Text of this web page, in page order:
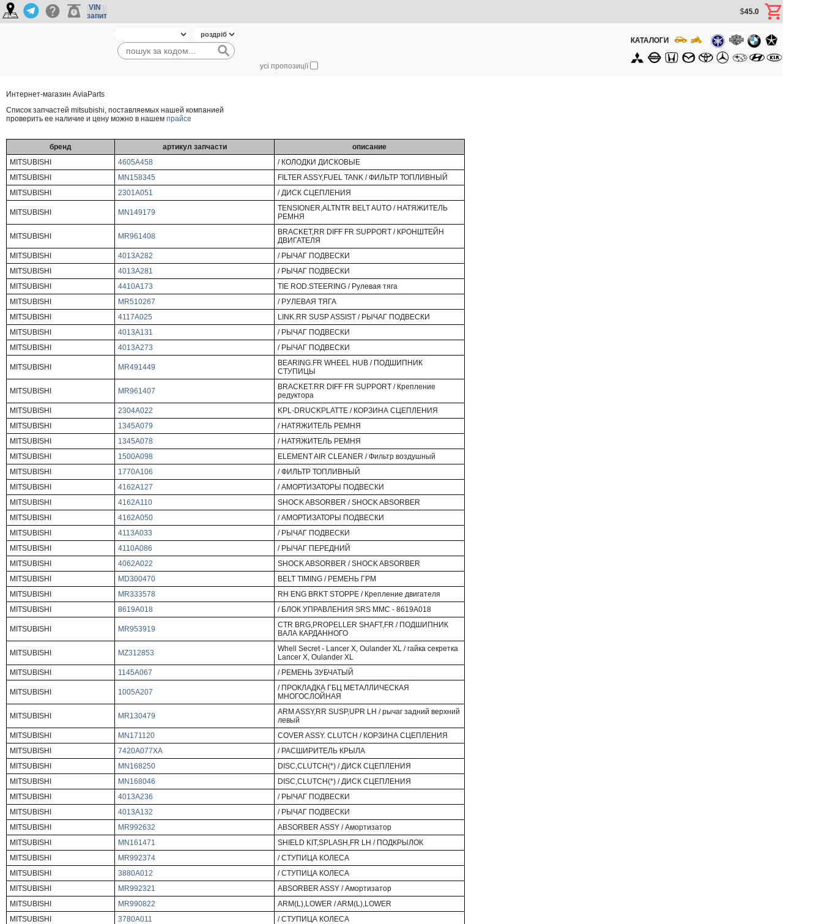
VIN
запит
$45.0
усі пропозиції
КАТАЛОГИ
Интернет-магазин AviaParts
Cписок запчастей mitsubishi, поставляемых нашей компанией
проверить ее наличие и цену можно в нашем прайсе
бренд артикул запчасти
описание
MITSUBISHI
4605A458
/ КОЛОДКИ ДИСКОВЫЕ
MITSUBISHI
MN158345
FILTER ASSY,FUEL TANK / ФИЛЬТР ТОПЛИВНЫЙ
MITSUBISHI
2301A051 / ДИСК СЦЕПЛЕНИЯ
MITSUBISHI MN149179
TENSIONER,ALTNTR BELT AUTO / НАТЯЖИТЕЛЬ
РЕМНЯ
MITSUBISHI MR961408
BRACKET,RR DIFF FR SUPPORT / КРОНШТЕЙН
ДВИГАТЕЛЯ
MITSUBISHI
4013A282
/ РЫЧАГ ПОДВЕСКИ
MITSUBISHI
4013A281
/ РЫЧАГ ПОДВЕСКИ
MITSUBISHI
4410A173
TIE ROD.STEERING / Рулевая тяга
MITSUBISHI
MR510267
/ РУЛЕВАЯ ТЯГА
MITSUBISHI
4117A025
LINK.RR SUSP ASSIST / РЫЧАГ ПОДВЕСКИ
MITSUBISHI
4013A131
/ РЫЧАГ ПОДВЕСКИ
MITSUBISHI
4013A273 / РЫЧАГ ПОДВЕСКИ
MITSUBISHI MR491449
BEARING.FR WHEEL HUB / ПОДШИПНИК
СТУПИЦЫ
MITSUBISHI MR961407
BRACKET.RR DIFF FR SUPPORT / Крепление
редуктора
MITSUBISHI
2304A022
KPL-DRUCKPLATTE / КОРЗИНА СЦЕПЛЕНИЯ
MITSUBISHI
1345A079
/ НАТЯЖИТЕЛЬ РЕМНЯ
MITSUBISHI
1345A078
/ НАТЯЖИТЕЛЬ РЕМНЯ
MITSUBISHI
1500A098
ELEMENT AIR CLEANER / Фильтр воздушный
MITSUBISHI
1770A106
/ ФИЛЬТР ТОПЛИВНЫЙ
MITSUBISHI
4162A127
/ АМОРТИЗАТОРЫ ПОДВЕСКИ
MITSUBISHI
4162A110
SHOCK ABSORBER / SHOCK ABSORBER
MITSUBISHI
4162A050
/ АМОРТИЗАТОРЫ ПОДВЕСКИ
MITSUBISHI
4113A033
/ РЫЧАГ ПОДВЕСКИ
MITSUBISHI
4110A086
/ РЫЧАГ ПЕРЕДНИЙ
MITSUBISHI
4062A022
SHOCK ABSORBER / SHOCK ABSORBER
MITSUBISHI
MD300470
BELT TIMING / РЕМЕНЬ ГРМ
MITSUBISHI
MR333578
RH ENG BRKT STOPPE / Крепление двигателя
MITSUBISHI
8619A018 / БЛОК УПРАВЛЕНИЯ SRS MMC - 8619A018
MITSUBISHI MR953919
CTR BRG,PROPELLER SHAFT,FR / ПОДШИПНИК
ВАЛА КАРДАННОГО
MITSUBISHI MZ312853
Whell Secret - Lancer X, Oulander XL / гайка секретка
Lancer X, Oulander XL
MITSUBISHI
1145A067 / РЕМЕНЬ ЗУБЧАТЫЙ
MITSUBISHI 1005A207
/ ПРОКЛАДКА ГБЦ МЕТАЛЛИЧЕСКАЯ
МНОГОСЛОЙНАЯ
MITSUBISHI MR130479
ARM ASSY,RR SUSP,UPR LH / рычаг задний верхний
левый
MITSUBISHI
MN171120
COVER ASSY. CLUTCH / КОРЗИНА СЦЕПЛЕНИЯ
MITSUBISHI
7420A077XA
/ РАСШИРИТЕЛЬ КРЫЛА
MITSUBISHI
MN168250
DISC,CLUTCH(*) / ДИСК СЦЕПЛЕНИЯ
MITSUBISHI
MN168046
DISC,CLUTCH(*) / ДИСК СЦЕПЛЕНИЯ
MITSUBISHI
4013A236
/ РЫЧАГ ПОДВЕСКИ
MITSUBISHI
4013A132
/ РЫЧАГ ПОДВЕСКИ
MITSUBISHI
MR992632
ABSORBER ASSY / Амортизатор
MITSUBISHI
MN161471
SHIELD KIT,SPLASH,FR LH / ПОДКРЫЛОК
MITSUBISHI
MR992374
/ СТУПИЦА КОЛЕСА
MITSUBISHI
3880A012
/ СТУПИЦА КОЛЕСА
MITSUBISHI
MR992321
ABSORBER ASSY / Амортизатор
MITSUBISHI
MR990822
ARM(L),LOWER / ARM(L),LOWER
MITSUBISHI
3780A011
/ СТУПИЦА КОЛЕСА